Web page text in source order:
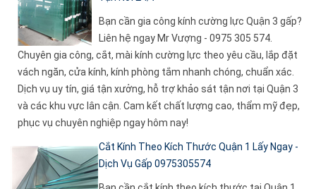
Bạn cần gia công kính cường lực Quận 3 gấp?
Liên hệ ngay Mr Vượng - 0975 305 574.
Chuyên gia công, cắt, mài kính cường lực theo yêu cầu, lắp đặt
vách ngăn, cửa kính, kính phòng tắm nhanh chóng, chuẩn xác.
Dịch vụ uy tín, giá tận xưởng, hỗ trợ khảo sát tận nơi tại Quận 3
và các khu vực lân cận. Cam kết chất lượng cao, thẩm mỹ đẹp,
phục vụ chuyên nghiệp ngay hôm nay!
Cắt Kính Theo Kích Thước Quận 1 Lấy Ngay -
Dịch Vụ Gấp 0975305574